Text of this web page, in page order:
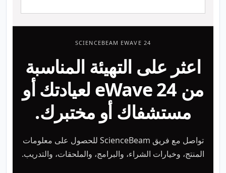
SCIENCEBEAM EWAVE 24
اعثر على التهيئة المناسبة
من eWave 24 لعيادتك أو
مستشفاك أو مختبرك.
تواصل مع فريق ScienceBeam للحصول على معلومات
المنتج، وخيارات الشراء، والبرامج، والملحقات، والتدريب.